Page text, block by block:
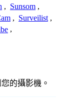
, Sunsom ,
, Surveilist ,
,
的攝影機。